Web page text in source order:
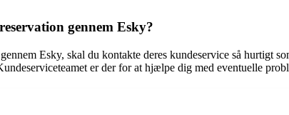
gennem Esky?
Esky, skal du kontakte deres kundeservice så hurtigt
er der for at hjælpe dig med eventuelle